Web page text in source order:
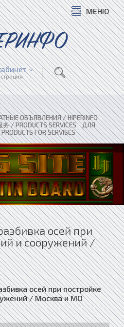
МЕНЮ
ОБЪЯВЛЕНИЯ / HIPERINFO»
/ PRODUCTS SERVICES»ДЛЯ
FOR SERVISES
осей при
и сооружений /